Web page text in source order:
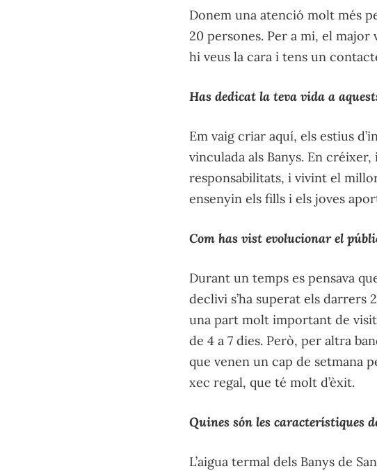
Donem una atenció molt més
20 persones. Per a mi, el
hi veus la cara i tens un
Has dedicat la teva vida a
Em vaig criar aquí, els estius
vinculada als Banys. En
responsabilitats, i vivint el
ensenyin els fills i els joves
Com has vist evolucionar el
Durant un temps es pensava
declivi s’ha superat els darrers
una part molt important de
de 4 a 7 dies. Però, per altra
que venen un cap de setmana
xec regal, que té molt d’èxit.
Quines són les característiques
L’aigua termal dels Banys de